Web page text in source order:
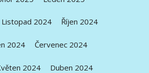
Listopad 2024 Říjen 2024
2024 Červenec 2024
2024 Duben 2024